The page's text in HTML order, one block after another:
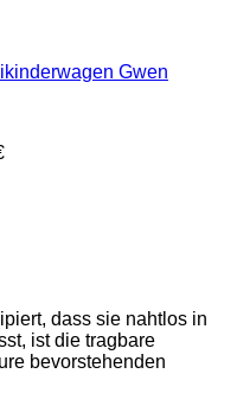
dass sie nahtlos in
ist die tragbare
bevorstehenden